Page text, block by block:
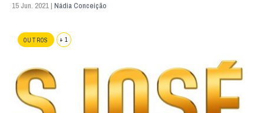
15 Jun. 2021 | Nádia Conceição
OUTROS + 1